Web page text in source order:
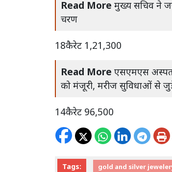
Read More मुख्य सचिव ने
चरण
18कैरेट 1,21,300
Read More एसएमएस
को मंजूरी, मरीज सुविधाओं से
14कैरेट 96,500
Tags: gold and silver